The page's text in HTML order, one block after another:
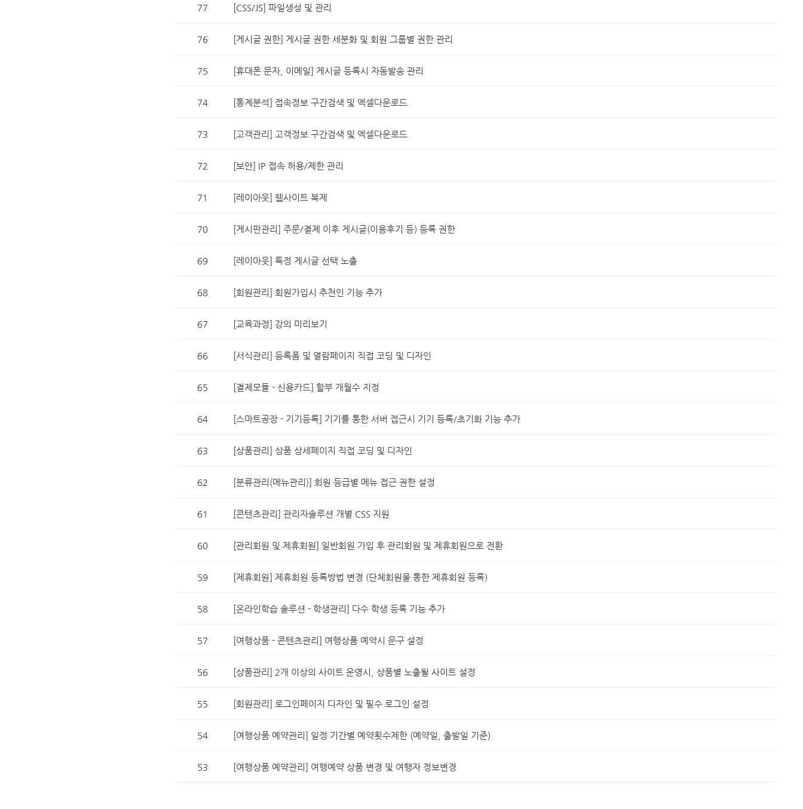
77 [CSS/JS] 파일생성 및 관리
76 [게시글 권한] 게시글 권한 세분화 및 회원 그룹별 권한 관리
75 [휴대폰 문자, 이메일] 게시글 등록시 자동발송 관리
74 [통계분석] 접속정보 구간검색 및 엑셀다운로드
73 [고객관리] 고객정보 구간검색 및 엑셀다운로드
72 [보안] IP 접속 허용/제한 관리
71 [레이아웃] 웹사이트 복제
70 [게시판관리] 주문/결제 이후 게시글(이용후기 등) 등록 권한
69 [레이아웃] 특정 게시글 선택 노출
68 [회원관리] 회원가입시 추천인 기능 추가
67 [교육과정] 강의 미리보기
66 [서식관리] 등록폼 및 열람페이지 직접 코딩 및 디자인
65 [결제모듈 - 신용카드] 할부 개월수 지정
64 [스마트공장 - 기기등록] 기기를 통한 서버 접근시 기기 등록/초기화 기능 추가
63 [상품관리] 상품 상세페이지 직접 코딩 및 디자인
62 [분류관리(메뉴관리)] 회원 등급별 메뉴 접근 권한 설정
61 [콘텐츠관리] 관리자솔루션 개별 CSS 지원
60 [관리회원 및 제휴회원] 일반회원 가입 후 관리회원 및 제휴회원으로 전환
59 [제휴회원] 제휴회원 등록방법 변경 (단체회원을 통한 제휴회원 등록)
58 [온라인학습 솔루션 - 학생관리] 다수 학생 등록 기능 추가
57 [여행상품 - 콘텐츠관리] 여행상품 예약시 문구 설정
56 [상품관리] 2개 이상의 사이트 운영시, 상품별 노출될 사이트 설정
55 [회원관리] 로그인페이지 디자인 및 필수 로그인 설정
54 [여행상품 예약관리] 일정 기간별 예약횟수제한 (예약일, 출발일 기준)
53 [여행상품 예약관리] 여행예약 상품 변경 및 여행자 정보변경